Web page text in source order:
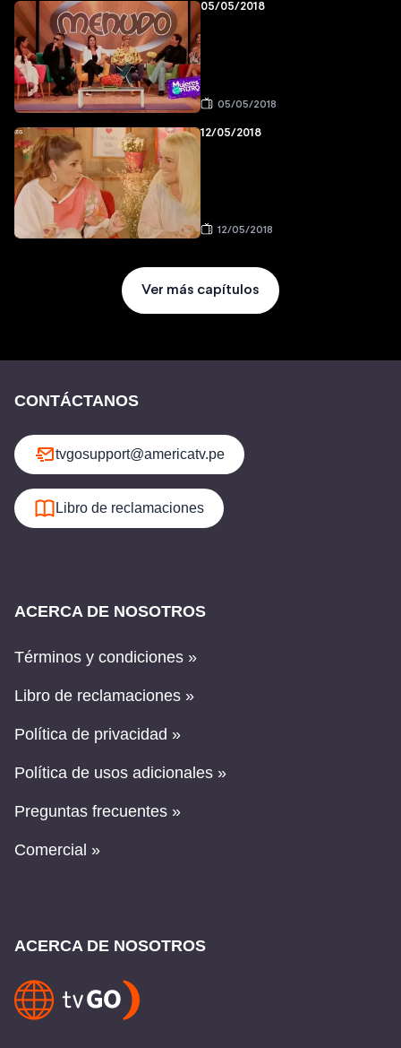
05/05/2018
05/05/2018
12/05/2018
12/05/2018
Ver más capítulos
CONTÁCTANOS
tvgosupport@americatv.pe
Libro de reclamaciones
ACERCA DE NOSOTROS
Términos y condiciones »
Libro de reclamaciones »
Política de privacidad »
Política de usos adicionales »
Preguntas frecuentes »
Comercial »
ACERCA DE NOSOTROS